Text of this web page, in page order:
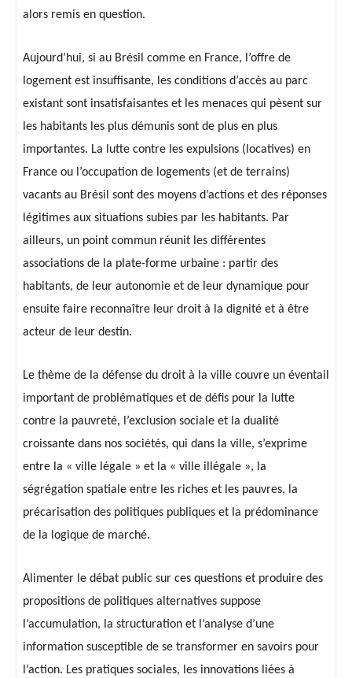
alors remis en question.
Aujourd’hui, si au Brésil comme en France, l’offre de
logement est insuffisante, les conditions d’accès au parc
existant sont insatisfaisantes et les menaces qui pèsent sur
les habitants les plus démunis sont de plus en plus
importantes. La lutte contre les expulsions (locatives) en
France ou l’occupation de logements (et de terrains)
vacants au Brésil sont des moyens d’actions et des réponses
légitimes aux situations subies par les habitants. Par
ailleurs, un point commun réunit les différentes
associations de la plate-forme urbaine : partir des
habitants, de leur autonomie et de leur dynamique pour
ensuite faire reconnaître leur droit à la dignité et à être
acteur de leur destin.
Le thème de la défense du droit à la ville couvre un éventail
important de problématiques et de défis pour la lutte
contre la pauvreté, l’exclusion sociale et la dualité
croissante dans nos sociétés, qui dans la ville, s’exprime
entre la « ville légale » et la « ville illégale », la
ségrégation spatiale entre les riches et les pauvres, la
précarisation des politiques publiques et la prédominance
de la logique de marché.
Alimenter le débat public sur ces questions et produire des
propositions de politiques alternatives suppose
l’accumulation, la structuration et l’analyse d’une
information susceptible de se transformer en savoirs pour
l’action. Les pratiques sociales, les innovations liées à